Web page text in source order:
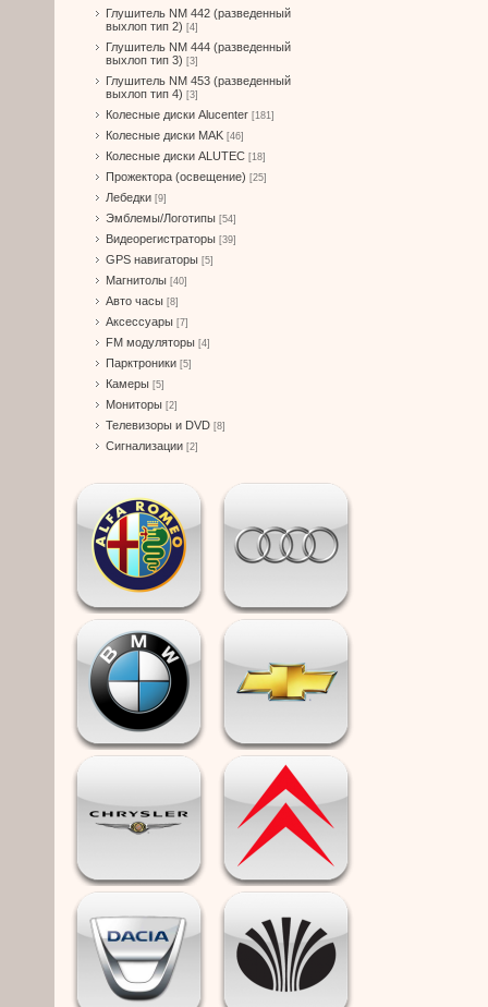
Глушитель NM 442 (разведенный
выхлоп тип 2) [4]
Глушитель NM 444 (разведенный
выхлоп тип 3) [3]
Глушитель NM 453 (разведенный
выхлоп тип 4) [3]
Колесные диски Alucenter [181]
Колесные диски MAK [46]
Колесные диски ALUTEC [18]
Прожектора (освещение) [25]
Лебедки [9]
Эмблемы/Логотипы [54]
Видеорегистраторы [39]
GPS навигаторы [5]
Магнитолы [40]
Авто часы [8]
Аксессуары [7]
FM модуляторы [4]
Парктроники [5]
Камеры [5]
Мониторы [2]
Телевизоры и DVD [8]
Сигнализации [2]